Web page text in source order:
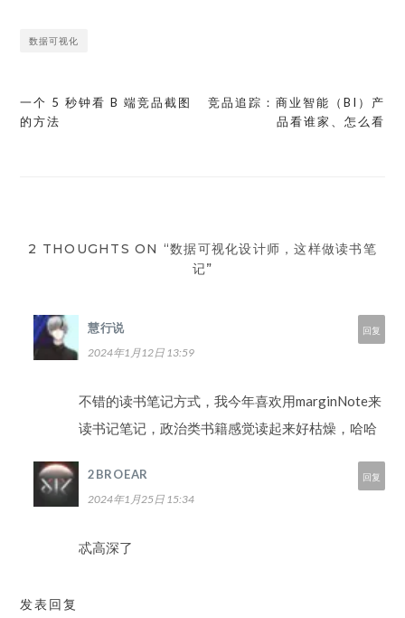
数据可视化
文
竞品追踪：商业智能（BI）产
品看谁家、怎么看
一个 5 秒钟看 B 端竞品截图
的方法
2 THOUGHTS ON “数据可视化设计师，这样做读书笔
记”
慧行说
2024年1月12日 13:59
不错的读书笔记方式，我今年喜欢用marginNote来
读书记笔记，政治类书籍感觉读起来好枯燥，哈哈
回复
2BROEAR
2024年1月25日 15:34
忒高深了
回复
发表回复